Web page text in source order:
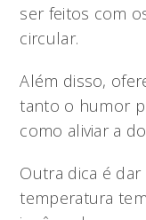
ser feitos com
circular.
Além disso,
tanto o humor
como aliviar a
Outra dica é
temperatura